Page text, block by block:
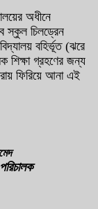
অধীনে
স্কুল চিলড্রেন
বহির্ভূত (ঝরে
শিক্ষা গ্রহণের জন্য
ফিরিয়ে আনা এই